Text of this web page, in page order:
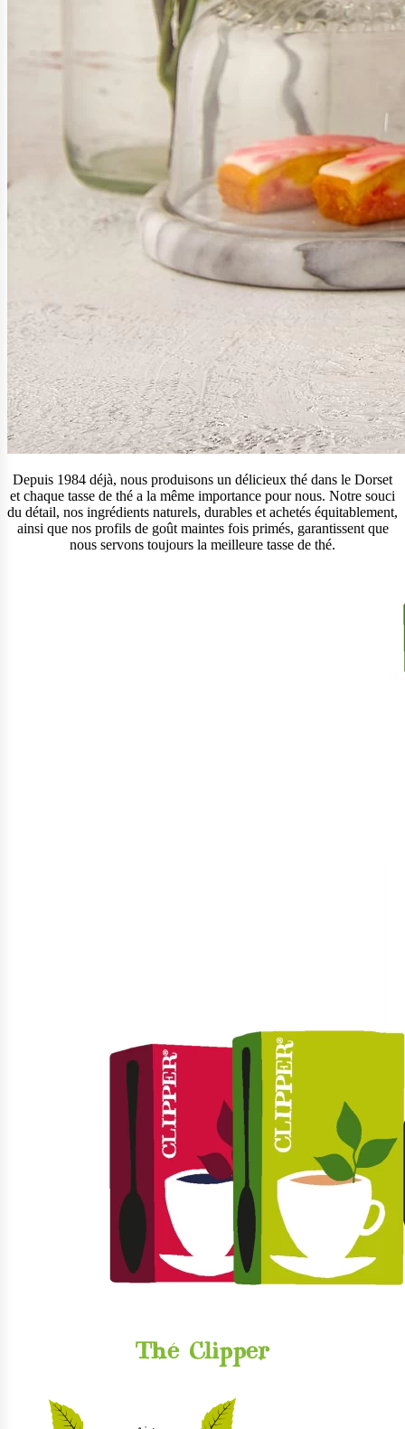
Depuis 1984 déjà, nous produisons un délicieux thé dans le Dorset
et chaque tasse de thé a la même importance pour nous. Notre souci
du détail, nos ingrédients naturels, durables et achetés équitablement,
ainsi que nos profils de goût maintes fois primés, garantissent que
nous servons toujours la meilleure tasse de thé.
Thé Clipper